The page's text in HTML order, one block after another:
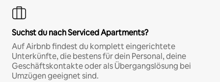
Suchst du nach Serviced Apartments?
Auf Airbnb findest du komplett eingerichtete
Unterkünfte, die bestens für dein Personal, deine
Geschäftskontakte oder als Übergangslösung bei
Umzügen geeignet sind.